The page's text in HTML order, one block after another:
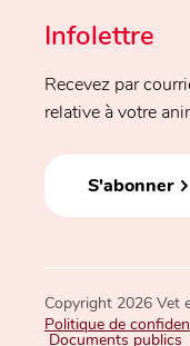
Infolettre
Recevez par
relative à votre
S'abonner
Copyright 2026 Vet
Politique de
Documents publics